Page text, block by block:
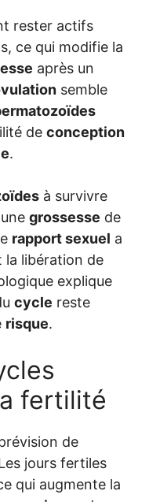
rester actifs
ce qui modifie la
après un
semble
de conception
.
à survivre
grossesse de
rapport sexuel a
la libération de
explique
cycle reste
risque.
fertilité
de
jours fertiles
qui augmente la